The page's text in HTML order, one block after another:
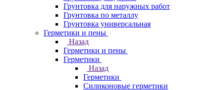
Грунтовка для наружных работ
Грунтовка по металлу
Грунтовка универсальная
Герметики и пены
Назад
Герметики и пены
Герметики
Назад
Герметики
Силиконовые герметики